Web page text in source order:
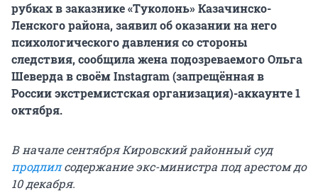
рубках в заказнике «Туколонь» Казачинско-
Ленского района, заявил об оказании на него
психологического давления со стороны
следствия, сообщила жена подозреваемого Ольга
Шеверда в своём Instagram (запрещённая в
России экстремистская организация)-аккаунте 1
октября.
В начале сентября Кировский районный суд
продлилсодержание экс-министра под арестом до
10 декабря.